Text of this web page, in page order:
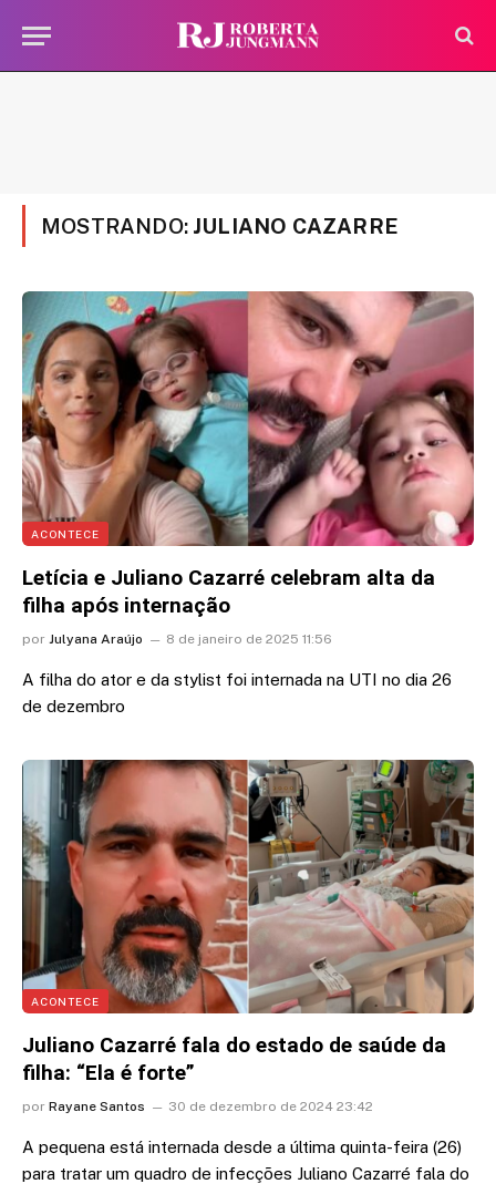
MOSTRANDO: JULIANO CAZARRE
ACONTECE
Letícia e Juliano Cazarré celebram alta da
filha após internação
por Julyana Araújo 8 de janeiro de 2025 11:56
A filha do ator e da stylist foi internada na UTI no dia 26
de dezembro
ACONTECE
Juliano Cazarré fala do estado de saúde da
filha: “Ela é forte”
por Rayane Santos 30 de dezembro de 2024 23:42
A pequena está internada desde a última quinta-feira (26)
para tratar um quadro de infecções Juliano Cazarré fala do